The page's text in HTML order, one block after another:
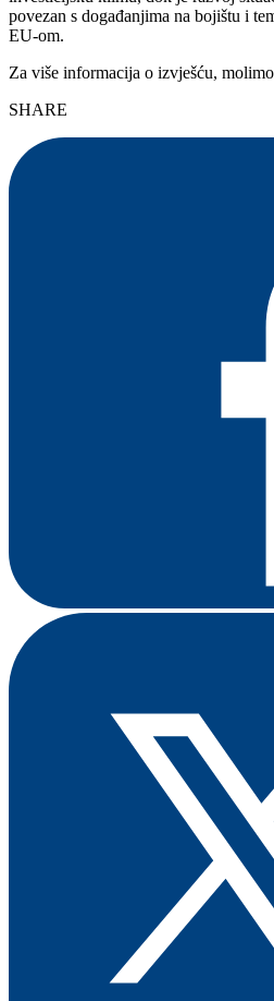
povezan s događanjima na bojištu i
EU-om.
Za više informacija o izvješću,
SHARE